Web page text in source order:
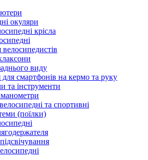
окуляри
крісла
велосипедистів
виду
смартфонів на кермо та руку
та інструменти
та спортивні
(поїлки)